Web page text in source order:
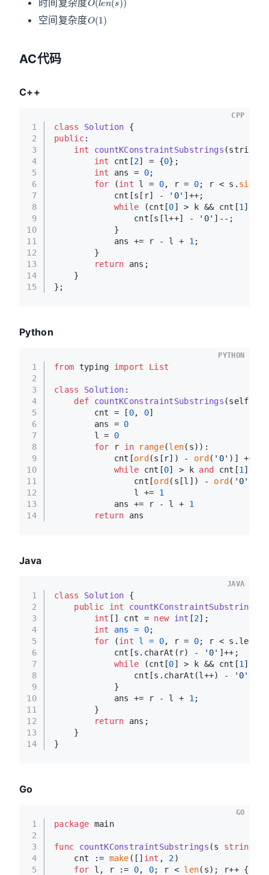
空间复杂度
O (1)
AC代码
C++
1
2
3
4
5
6
7
8
9
10
11
12
13
14
15
class Solution {
public:
int
countKConstraintSubstrings (string
int cnt[2] = {0};
int ans = 0;
for (int l = 0, r = 0; r < s. size
            cnt[s[r] -
'0' ]++;
while (cnt[0] > k && cnt[1 ] >
                cnt[s[l++] -
'0' ]--;
            }
            ans += r - l +
1 ;
        }
return ans;
    }
};
CPP
Python
1
2
3
4
5
6
7
8
9
10
11
12
13
14
from typing import List
class Solution :
def
countKConstraintSubstrings (self,
        cnt = [
0, 0]
        ans =
0
        l =
0
for r in range(len(s)):
            cnt[
ord (s[r]) - ord ( '0' )] +=
while cnt[0] > k and cnt[1 ] >
                cnt[
ord (s[l]) - ord ( '0'
                l +=
1
            ans += r - l +
1
return ans
PYTHON
Java
1
2
3
4
5
6
7
8
9
10
11
12
13
14
class Solution {
public
int countKConstraintSubstrings
int [] cnt = new int [2];
int
ans = 0;
for (int l = 0, r = 0; r <
            cnt[s.charAt(r) -
'0' ]++;
while (cnt[0] > k && cnt[1 ] >
                cnt[s.charAt(l++) -
'0'
            }
            ans += r - l +
1 ;
        }
return ans;
    }
}
JAVA
Go
1
2
3
4
5
package main
func countKConstraintSubstrings (s string
    cnt :=
make ([] int , 2)
for l, r := 0, 0; r < len(s); r++ {
GO